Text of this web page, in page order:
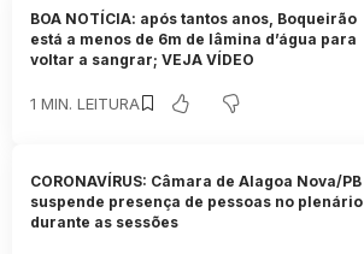
BOA NOTÍCIA: após tantos anos, Boqueirão
está a menos de 6m de lâmina d’água para
voltar a sangrar; VEJA VÍDEO
1 MIN. LEITURA
CORONAVÍRUS: Câmara de Alagoa Nova/PB
suspende presença de pessoas no plenário
durante as sessões